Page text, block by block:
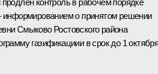
контроль в рабочем порядке
информированием о принятом решении
Смыково Ростовского района
газификациии в срок до 1